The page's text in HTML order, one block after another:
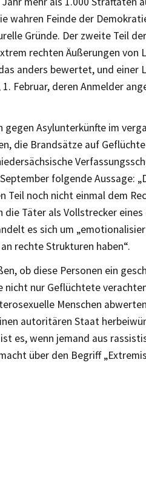
wahren Feinde der
Gründe. Der zweite Teil
rechten Äußerungen von
anders bewertet, und einer
Februar, deren Anmelder
gegen Asylunterkünfte im
die Brandsätze auf
folgende Aussage:
Teil noch nicht einmal dem
Täter als Vollstrecker
es sich um
rechte Strukturen haben“.
ob diese Personen ein
nicht nur Geflüchtete
Menschen
autoritären Staat
es, wenn jemand aus
über den Begriff